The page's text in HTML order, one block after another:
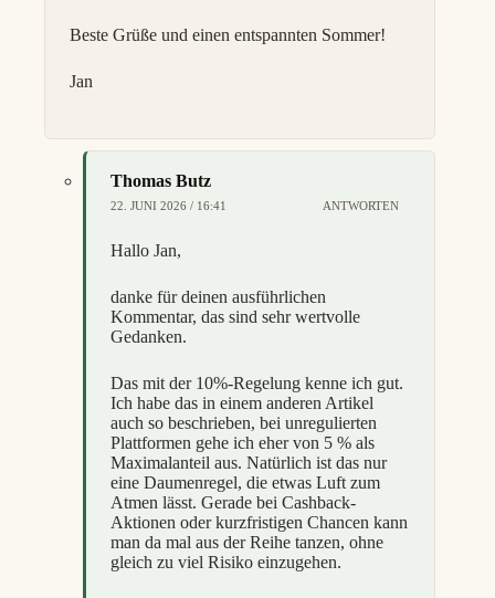
Beste Grüße und einen entspannten Sommer!
Jan
Thomas Butz
22. JUNI 2026 / 16:41 ANTWORTEN
Hallo Jan,
danke für deinen ausführlichen
Kommentar, das sind sehr wertvolle
Gedanken.
Das mit der 10%-Regelung kenne ich gut.
Ich habe das in einem anderen Artikel
auch so beschrieben, bei unregulierten
Plattformen gehe ich eher von 5 % als
Maximalanteil aus. Natürlich ist das nur
eine Daumenregel, die etwas Luft zum
Atmen lässt. Gerade bei Cashback-
Aktionen oder kurzfristigen Chancen kann
man da mal aus der Reihe tanzen, ohne
gleich zu viel Risiko einzugehen.